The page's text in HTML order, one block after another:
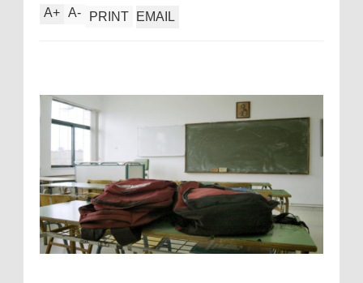
A+ A- PRINT EMAIL